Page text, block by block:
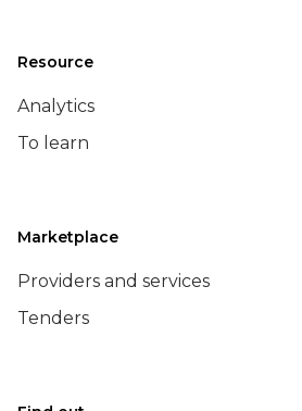
Resource
Analytics
To learn
Marketplace
Providers and services
Tenders